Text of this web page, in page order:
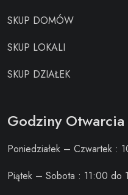
SKUP DOMÓW
SKUP LOKALI
SKUP DZIAŁEK
Godziny Otwarcia
Poniedziałek – Czwartek :
Piątek – Sobota : 11:00 do